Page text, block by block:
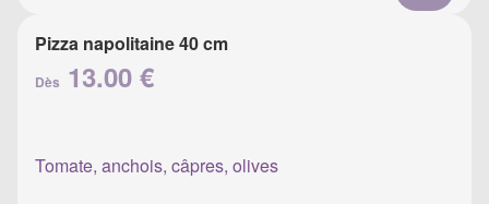
Pizza napolitaine 40 cm
Dès 13.00 €
Tomate, anchois, câpres, olives